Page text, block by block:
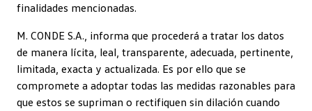
finalidades mencionadas.
M. CONDE S.A., informa que procederá a tratar los datos
de manera lícita, leal, transparente, adecuada, pertinente,
limitada, exacta y actualizada. Es por ello que se
compromete a adoptar todas las medidas razonables para
que estos se supriman o rectifiquen sin dilación cuando